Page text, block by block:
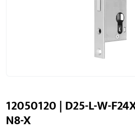
12050120 | D25-L-W-
N8-X